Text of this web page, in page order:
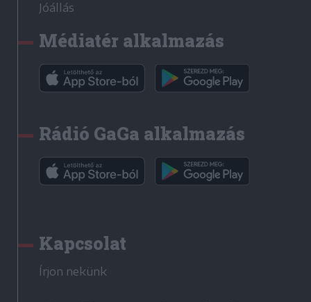
Jóállás
Médiatér alkalmazás
Rádió GaGa alkalmazás
Kapcsolat
Írjon nekünk